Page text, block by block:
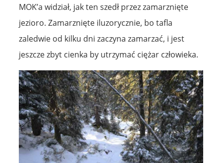
MOK’a widział, jak ten szedł przez zamarznięte
jezioro. Zamarznięte iluzorycznie, bo tafla
zaledwie od kilku dni zaczyna zamarzać, i jest
jeszcze zbyt cienka by utrzymać ciężar człowieka.